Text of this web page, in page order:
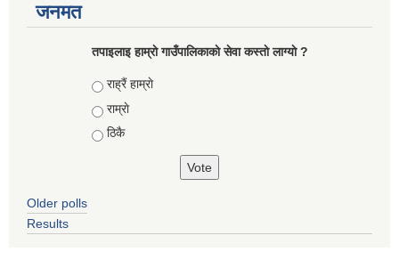
जनमत
तपाइलाइ हाम्राे गाउँपालिकाकाे सेवा कस्ताे लाग्याे ?
Choices
राह्रैं हाम्राे
राम्राे
ठिकै
Older polls
Results